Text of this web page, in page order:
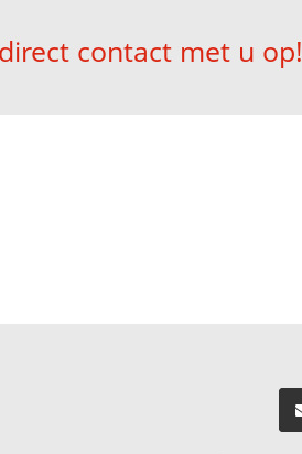
contact met u op!